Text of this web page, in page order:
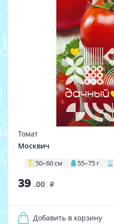
Томат
Москвич
50–60 см 55–75 г
39 .00 i
Добавить в корзину